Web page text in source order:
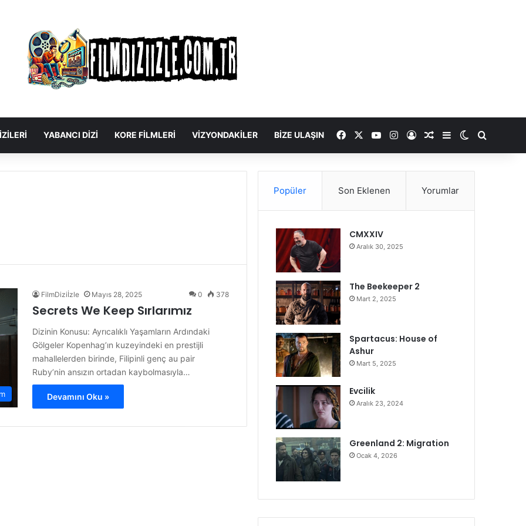
YABANCI DIZI KORE FILMLERI VIZYONDAKILER BIZE ULAŞIN FacebookYouTubeInstagram
Kayıt OlRastgele Makale
Kenar Bölmesi
Dış
FilmDiziİzle Mayıs 28, 2025 0 378
Secrets We Keep Sırlarımız
Dizinin Konusu: Ayrıcalıklı Yaşamların Ardındaki
Gölgeler Kopenhag’ın kuzeyindeki en prestijli
mahallelerden birinde, Filipinli genç au pair
Ruby’nin ansızın ortadan kaybolmasıyla…
Devamını Oku »
Popüler Son Eklenen Yorumlar
CMXXIV
Aralık 30, 2025
The Beekeeper 2
Mart 2, 2025
Spartacus: House of
Ashur
Mart 5, 2025
Evcilik
Aralık 23, 2024
Greenland 2: Migration
Ocak 4, 2026